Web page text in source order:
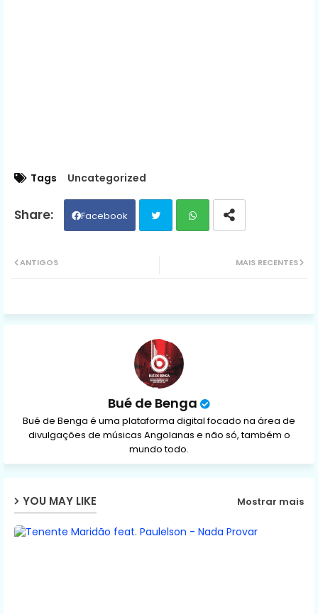
Tags Uncategorized
Facebook
ap
MAIS RECENTES
ANTIGOS
Bué de Benga
Bué de Benga é uma plataforma digital focado na área de
divulgações de músicas Angolanas e não só, também o
mundo todo.
YOU MAY LIKE Mostrar mais